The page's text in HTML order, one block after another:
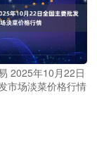
2025年10月22日
市场淡菜价格行情